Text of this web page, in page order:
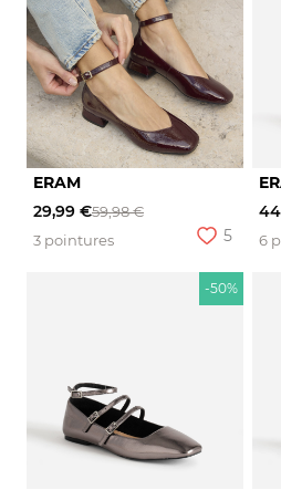
ERAM
29,99 €59,98 €
3 pointures
5
6
-50%